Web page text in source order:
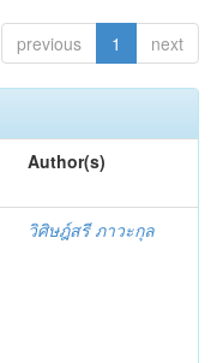
previous 1 next
Author(s)
วิศิษฎ์สรี ภาวะกุล